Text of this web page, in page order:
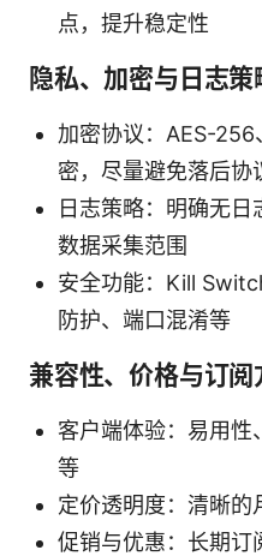
点，提升稳定性
隐私、加密与日志策
加密协议：AES-
密，尽量避免落后协
日志策略：明确无
数据采集范围
安全功能：Kill
防护、端口混淆等
兼容性、价格与订阅
客户端体验：易用性
等
定价透明度：清晰
促销与优惠：长期订